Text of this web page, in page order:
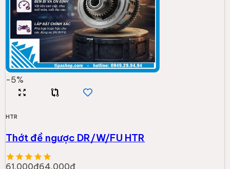
-5%
HTR
Thớt đề ngược DR/W/FU HTR
61.000đ64.000đ